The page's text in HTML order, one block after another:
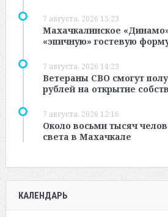
7 августа, 2026 15:23
Махачкалинское
«эпичную» гостевую
7 августа, 2026 14:23
Ветераны СВО смогут
рублей на открытие
7 августа, 2026 12:16
Около восьми тысяч
света в Махачкале
КАЛЕНДАРЬ